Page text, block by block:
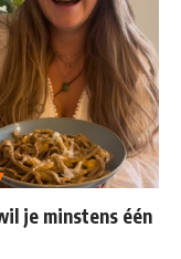
je minstens één